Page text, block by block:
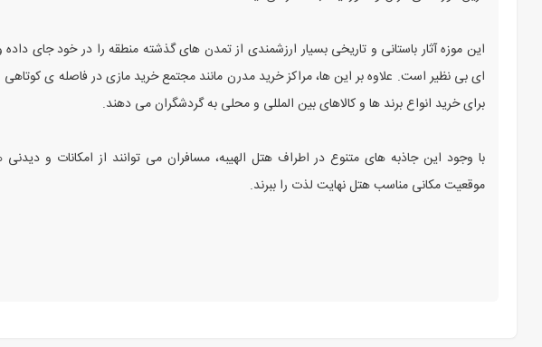
این موزه آثار باستانی و تاریخی بسیار ارزشمندی از تمدن های گذشته منطقه را در خود جای داده
ای بی نظیر است. علاوه بر این ها، مراکز خرید مدرن مانند مجتمع خرید مازی در فاصله ی
برای خرید انواع برند ها و کالاهای بین المللی و محلی به گردشگران می دهند.
با وجود این جاذبه های متنوع در اطراف هتل الهیبه، مسافران می توانند از امکانات و
موقعیت مکانی مناسب هتل نهایت لذت را ببرند.